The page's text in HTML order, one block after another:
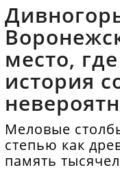
место,
история
Меловые
степью как
память